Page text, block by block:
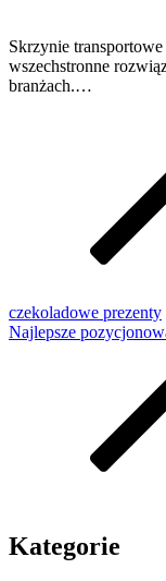
Skrzynie
wszechstronne
branżach.…
czekoladowe prezenty
Najlepsze
Kategorie